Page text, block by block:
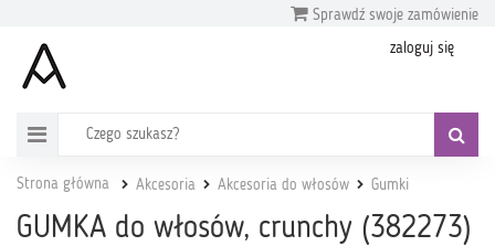
Sprawdź swoje zamówienie
zaloguj się
Strona główna Akcesoria Akcesoria do włosów Gumki
GUMKA do włosów, crunchy (382273)